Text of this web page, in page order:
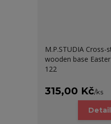
M.P.STUDIA Cross-
wooden base
122
315,00 Kč/ks
Detail